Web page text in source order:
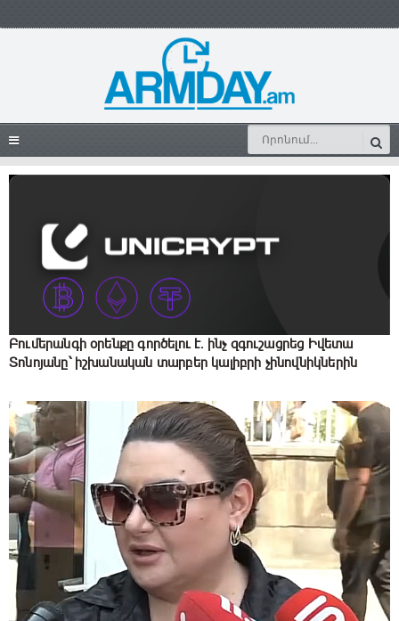
Բումերանգի օրենքը գործելու է․ ինչ զգուշացրեց Իվետա
Տոնոյանը՝ իշխանական տարբեր կալիբրի չինովնիկներին